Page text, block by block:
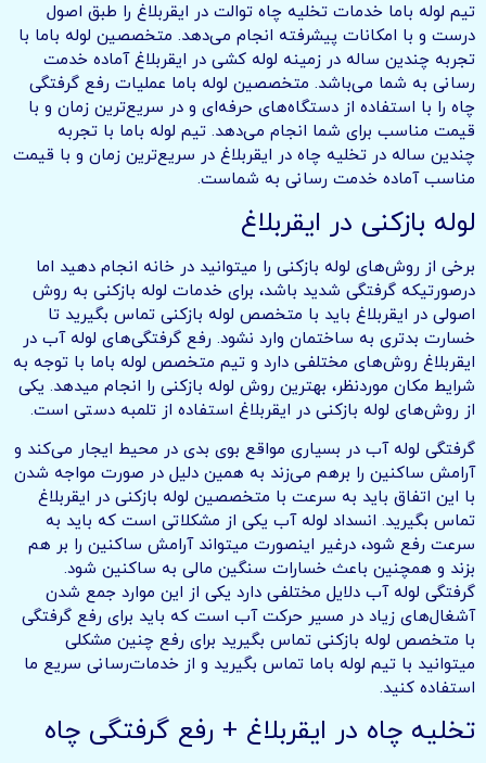
تیم لوله باما خدمات تخلیه چاه توالت در ایقربلاغ را طبق اصول
درست و با امکانات پیشرفته انجام می‌دهد. متخصصین لوله باما با
تجربه چندین ساله در زمینه لوله کشی در ایقربلاغ آماده خدمت
رسانی به شما می‌باشد. متخصصین لوله باما عملیات رفع گرفتگی
چاه را با استفاده از دستگاه‌های حرفه‌ای و در سریع‌ترین زمان و با
قیمت مناسب برای شما انجام می‌دهد. تیم لوله باما با تجربه
چندین ساله در تخلیه چاه در ایقربلاغ در سریع‌ترین زمان و با قیمت
مناسب آماده خدمت رسانی به شماست.
لوله بازکنی در ایقربلاغ
برخی از روش‌های لوله بازکنی را میتوانید در خانه انجام دهید اما
درصورتیکه گرفتگی شدید باشد، برای خدمات لوله بازکنی به روش
اصولی در ایقربلاغ باید با متخصص لوله بازکنی تماس بگیرید تا
خسارت بدتری به ساختمان وارد نشود. رفع گرفتگی‌های لوله آب در
ایقربلاغ روش‌های مختلفی دارد و تیم متخصص لوله باما با توجه به
شرایط مکان موردنظر، بهترین روش لوله بازکنی را انجام میدهد. یکی
از روش‌های لوله بازکنی در ایقربلاغ استفاده از تلمبه دستی است.
گرفتگی لوله آب در بسیاری مواقع بوی بدی در محیط ایجار می‌کند و
آرامش ساکنین را برهم می‌زند به همین دلیل در صورت مواجه شدن
با این اتفاق باید به سرعت با متخصصین لوله بازکنی در ایقربلاغ
تماس بگیرید. انسداد لوله آب یکی از مشکلاتی است که باید به
سرعت رفع شود، درغیر اینصورت میتواند آرامش ساکنین را بر هم
بزند و همچنین باعث خسارات سنگین مالی به ساکنین شود.
گرفتگی لوله آب دلایل مختلفی دارد یکی از این موارد جمع شدن
آشغال‌های زیاد در مسیر حرکت آب است که باید برای رفع گرفتگی
با متخصص لوله بازکنی تماس بگیرید برای رفع چنین مشکلی
میتوانید با تیم لوله باما تماس بگیرید و از خدمات‌رسانی سریع ما
استفاده کنید.
تخلیه چاه در ایقربلاغ + رفع گرفتگی چاه